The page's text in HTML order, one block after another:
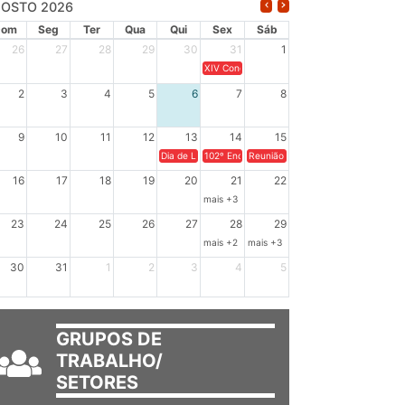
2026
Seg Ter Qua Qui Sex
Sáb
26
27 28 29 30 31 1
XIV Congresso Brasileiro de
2 3 4 5 6 7 8
9 10 11 12 13 14 15
Dia de Luta em Defesa de Cuba e da Soberania dos
102º Encontro da Regional Leste, “Em terra
Reunião GTPE.
16 17 18 19 20 21 22
mais +3
23 24 25 26 27 28 29
mais +2 mais +3
30 31 1 2 3 4 5
GRUPOS DE
TRABALHO/
SETORES